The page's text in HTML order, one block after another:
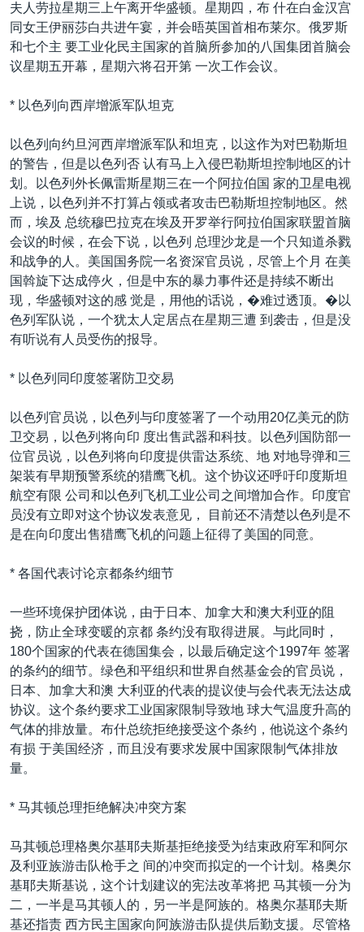
夫人劳拉星期三上午离开华盛顿。星期四，布 什在白金汉宫
同女王伊丽莎白共进午宴，并会晤英国首相布莱尔。俄罗斯
和七个主 要工业化民主国家的首脑所参加的八国集团首脑会
议星期五开幕，星期六将召开第 一次工作会议。
* 以色列向西岸增派军队坦克
以色列向约旦河西岸增派军队和坦克，以这作为对巴勒斯坦
的警告，但是以色列否 认有马上入侵巴勒斯坦控制地区的计
划。以色列外长佩雷斯星期三在一个阿拉伯国 家的卫星电视
上说，以色列并不打算占领或者攻击巴勒斯坦控制地区。然
而，埃及 总统穆巴拉克在埃及开罗举行阿拉伯国家联盟首脑
会议的时候，在会下说，以色列 总理沙龙是一个只知道杀戮
和战争的人。美国国务院一名资深官员说，尽管上个月 在美
国斡旋下达成停火，但是中东的暴力事件还是持续不断出
现，华盛顿对这的感 觉是，用他的话说，�难过透顶。�以
色列军队说，一个犹太人定居点在星期三遭 到袭击，但是没
有听说有人员受伤的报导。
* 以色列同印度签署防卫交易
以色列官员说，以色列与印度签署了一个动用20亿美元的防
卫交易，以色列将向印 度出售武器和科技。以色列国防部一
位官员说，以色列将向印度提供雷达系统、地 对地导弹和三
架装有早期预警系统的猎鹰飞机。这个协议还呼吁印度斯坦
航空有限 公司和以色列飞机工业公司之间增加合作。印度官
员没有立即对这个协议发表意见， 目前还不清楚以色列是不
是在向印度出售猎鹰飞机的问题上征得了美国的同意。
* 各国代表讨论京都条约细节
一些环境保护团体说，由于日本、加拿大和澳大利亚的阻
挠，防止全球变暖的京都 条约没有取得进展。与此同时，
180个国家的代表在德国集会，以最后确定这个1997年 签署
的条约的细节。绿色和平组织和世界自然基金会的官员说，
日本、加拿大和澳 大利亚的代表的提议使与会代表无法达成
协议。这个条约要求工业国家限制导致地 球大气温度升高的
气体的排放量。布什总统拒绝接受这个条约，他说这个条约
有损 于美国经济，而且没有要求发展中国家限制气体排放
量。
* 马其顿总理拒绝解决冲突方案
马其顿总理格奥尔基耶夫斯基拒绝接受为结束政府军和阿尔
及利亚族游击队枪手之 间的冲突而拟定的一个计划。格奥尔
基耶夫斯基说，这个计划建议的宪法改革将把 马其顿一分为
二，一半是马其顿人的，另一半是阿族的。格奥尔基耶夫斯
基还指责 西方民主国家向阿族游击队提供后勤支援。尽管格